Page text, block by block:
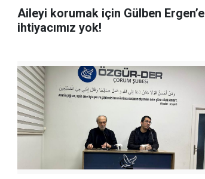
Aileyi korumak için Gülben Ergen’e
ihtiyacımız yok!